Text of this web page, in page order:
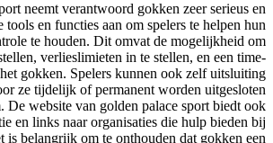
neemt verantwoord gokken zeer serieus en
tools en functies aan om spelers te helpen hun
te houden. Dit omvat de mogelijkheid om
verlieslimieten in te stellen, en een time-
gokken. Spelers kunnen ook zelf uitsluiting
ze tijdelijk of permanent worden uitgesloten
De website van golden palace sport biedt ook
en links naar organisaties die hulp bieden bij
is belangrijk om te onthouden dat gokken een